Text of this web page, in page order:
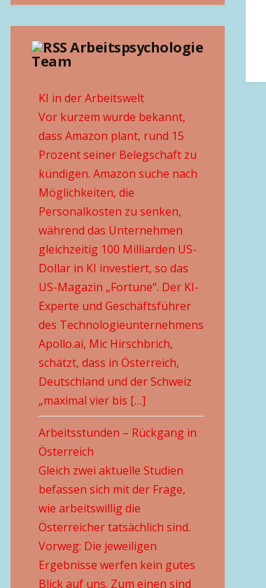
Arbeitspsychologie
Team
KI in der Arbeitswelt
Vor kurzem wurde bekannt,
dass Amazon plant, rund 15
Prozent seiner Belegschaft zu
kündigen. Amazon suche nach
Möglichkeiten, die
Personalkosten zu senken,
während das Unternehmen
gleichzeitig 100 Milliarden US-
Dollar in KI investiert, so das
US-Magazin „Fortune“. Der KI-
Experte und Geschäftsführer
des Technologieunternehmens
Apollo.ai, Mic Hirschbrich,
schätzt, dass in Österreich,
Deutschland und der Schweiz
„maximal vier bis […]
Arbeitsstunden – Rückgang in
Österreich
Gleich zwei aktuelle Studien
befassen sich mit der Frage,
wie arbeitswillig die
Österreicher tatsächlich sind.
Vorweg: Die jeweiligen
Ergebnisse werfen kein gutes
Blick auf uns. Zum einen sind